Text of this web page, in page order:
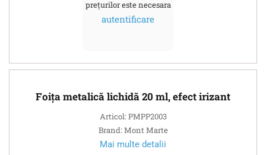
prețurilor este necesara
autentificare
Foița metalică lichidă 20 ml, efect irizant
Articol: PMPP2003
Brand: Mont Marte
Mai multe detalii